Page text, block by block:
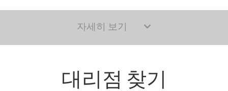
자세히 보기
대리점 찾기